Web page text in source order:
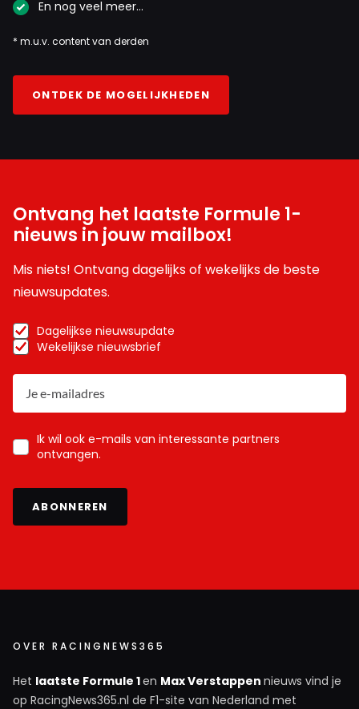
En nog veel meer…
* m.u.v. content van derden
ONTDEK DE MOGELIJKHEDEN
Ontvang het laatste Formule 1-
nieuws in jouw mailbox!
Mis niets! Ontvang dagelijks of wekelijks de beste
nieuwsupdates.
Dagelijkse nieuwsupdate
Wekelijkse nieuwsbrief
Ik wil ook e-mails van interessante partners
ontvangen.
ABONNEREN
OVER RACINGNEWS365
Het laatste Formule 1en Max Verstappen nieuws vind je
op RacingNews365.nl de F1-site van Nederland met